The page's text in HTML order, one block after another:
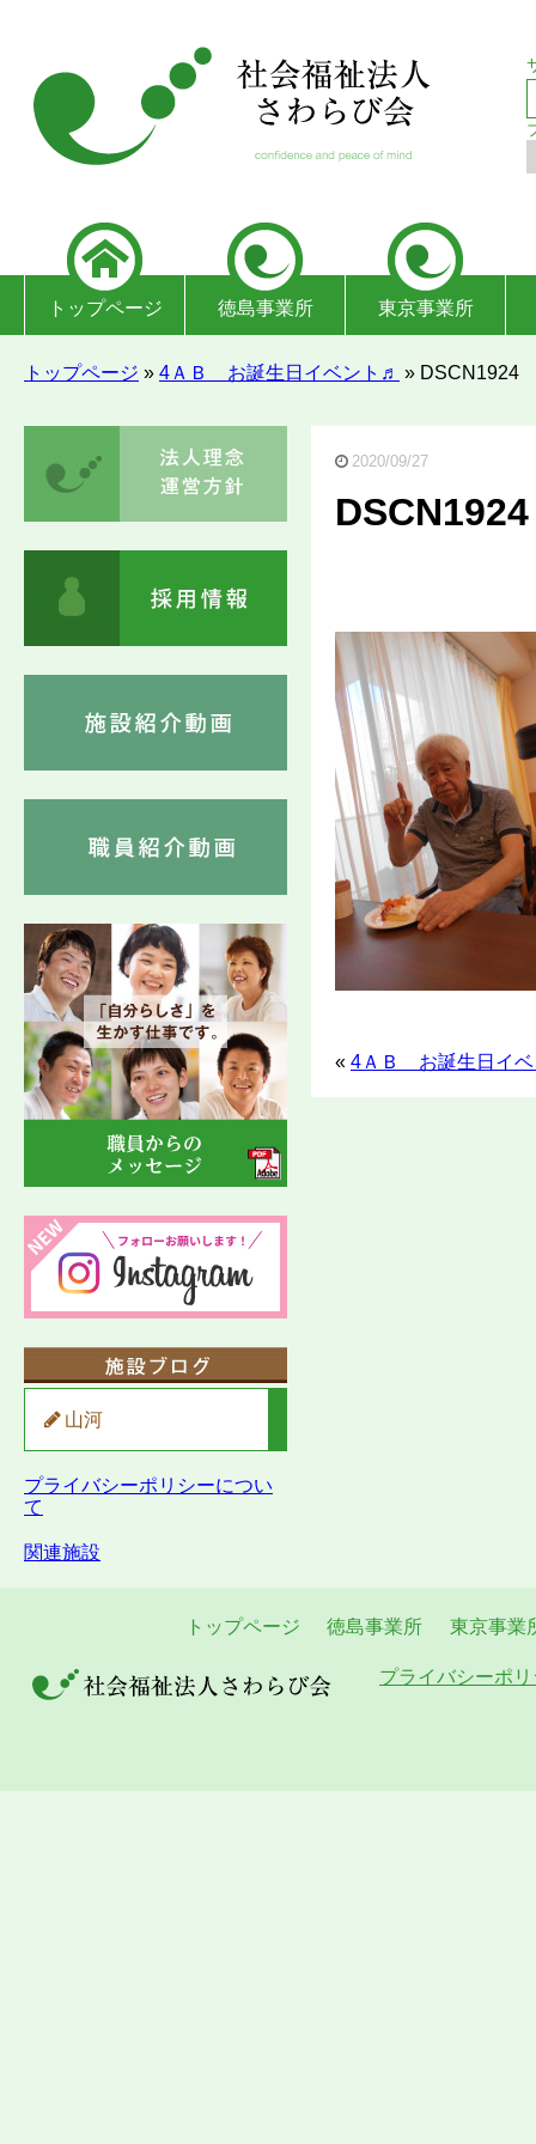
トップページ 徳島事業所 東京事業所
トップページ » 4ＡＢ お誕生日イベント♬ » DSCN1924
2020/09/27
DSCN1924
« 4ＡＢ お誕生日イ
山河
プライバシーポリシーについ
て
関連施設
トップページ 徳島事業所 東京事業
プライバシーポ